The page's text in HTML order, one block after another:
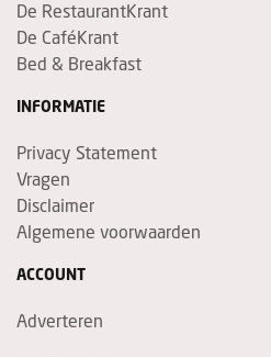
De RestaurantKrant
De CaféKrant
Bed & Breakfast
INFORMATIE
Privacy Statement
Vragen
Disclaimer
Algemene voorwaarden
ACCOUNT
Adverteren